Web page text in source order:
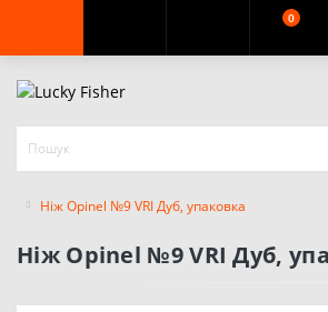
0
Ніж Opinel №9 VRI Дуб, упаковка
Ніж Opinel №9 VRI Дуб,